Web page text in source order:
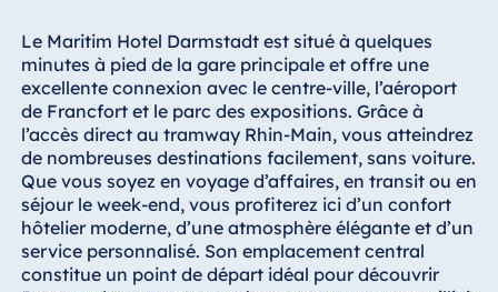
Hotel Ingolstadt
Hotel Bellevue
Kiel
Hotel Köln
Hotel
Königswinter
Hotel Magdeburg
Hotel München
Le Maritim Hotel Darmstadt est situé à quelques
minutes à pied de la gare principale et offre une
excellente connexion avec le centre-ville, l’aéroport
de Francfort et le parc des expositions. Grâce à
l’accès direct au tramway Rhin-Main, vous atteindrez
de nombreuses destinations facilement, sans voiture.
Que vous soyez en voyage d’affaires, en transit ou en
séjour le week-end, vous profiterez ici d’un confort
hôtelier moderne, d’une atmosphère élégante et d’un
service personnalisé. Son emplacement central
constitue un point de départ idéal pour découvrir